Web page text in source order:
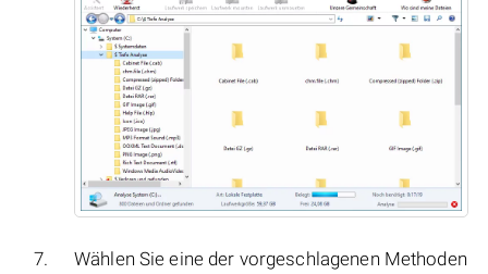
Wählen Sie eine der vorgeschlagenen Methoden